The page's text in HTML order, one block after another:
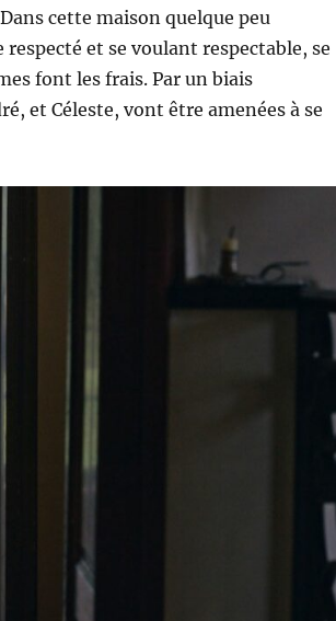
cette maison quelque peu
et se voulant respectable, se
font les frais. Par un biais
et Céleste, vont être amenées à se